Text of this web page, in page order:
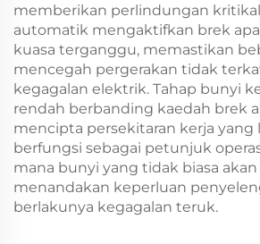
memberikan perlindungan
automatik mengaktifkan brek
kuasa terganggu, memastikan
mencegah pergerakan tidak
kegagalan elektrik. Tahap bunyi
rendah berbanding kaedah brek
mencipta persekitaran kerja yang
berfungsi sebagai petunjuk
mana bunyi yang tidak biasa akan
menandakan keperluan
berlakunya kegagalan teruk.